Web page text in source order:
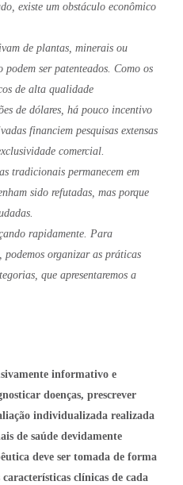
existe um obstáculo econômico
de plantas, minerais ou
podem ser patenteados. Como os
de alta qualidade
de dólares, há pouco incentivo
financiem pesquisas extensas
comercial.
tradicionais permanecem em
sido refutadas, mas porque
rapidamente. Para
podemos organizar as práticas
que apresentaremos a
informativo e
doenças, prescrever
individualizada realizada
de saúde devidamente
deve ser tomada de forma
clínicas de cada